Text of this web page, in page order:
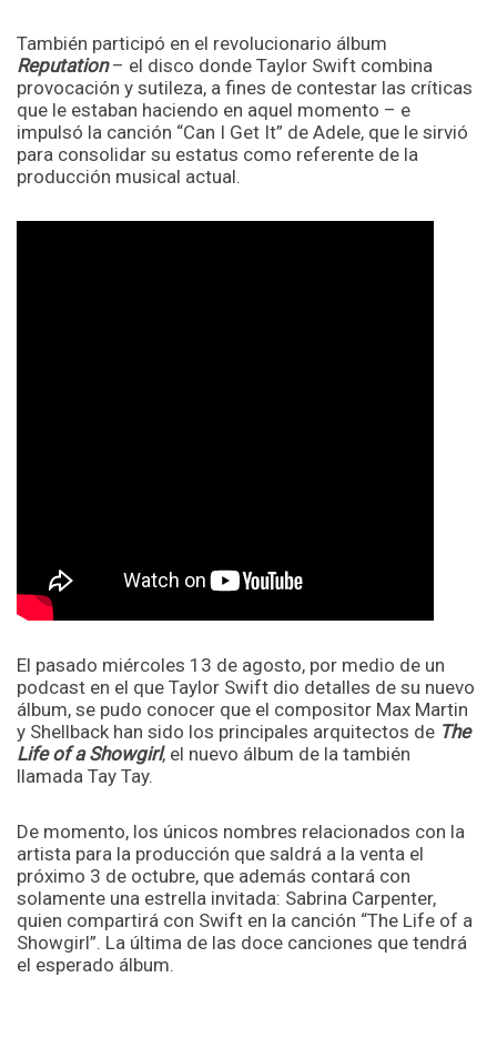
También participó en el revolucionario álbum
Reputation– el disco donde Taylor Swift combina
provocación y sutileza, a fines de contestar las críticas
que le estaban haciendo en aquel momento – e
impulsó la canción “Can I Get It” de Adele, que le sirvió
para consolidar su estatus como referente de la
producción musical actual.
El pasado miércoles 13 de agosto, por medio de un
podcast en el que Taylor Swift dio detalles de su nuevo
álbum, se pudo conocer que el compositor Max Martin
y Shellback han sido los principales arquitectos de The
Life of a Showgirl, el nuevo álbum de la también
llamada Tay Tay.
De momento, los únicos nombres relacionados con la
artista para la producción que saldrá a la venta el
próximo 3 de octubre, que además contará con
solamente una estrella invitada: Sabrina Carpenter,
quien compartirá con Swift en la canción “The Life of a
Showgirl”. La última de las doce canciones que tendrá
el esperado álbum.